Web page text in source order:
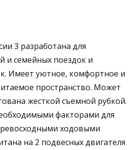
3 разработана для
и семейных поездок и
Имеет уютное, комфортное и
пространство. Может
жесткой съемной рубкой.
факторами для
ходовыми
на 2 подвесных двигателя